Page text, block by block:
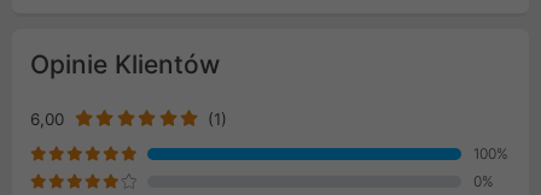
Opinie Klientów
6,00 (1)
100%
0%